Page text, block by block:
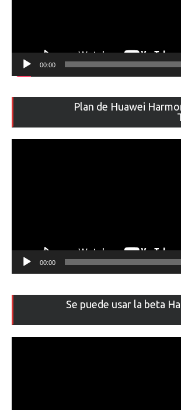
00:00
Plan de Huawei
00:00
Se puede usar la beta